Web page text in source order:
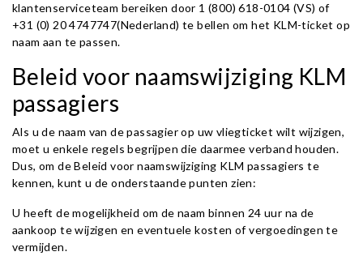
klantenserviceteam bereiken door 1 (800) 618-0104 (VS) of
+31 (0) 20 4747747(Nederland) te bellen om het KLM-ticket op
naam aan te passen.
Beleid voor naamswijziging KLM
passagiers
Als u de naam van de passagier op uw vliegticket wilt wijzigen,
moet u enkele regels begrijpen die daarmee verband houden.
Dus, om de Beleid voor naamswijziging KLM passagiers te
kennen, kunt u de onderstaande punten zien:
U heeft de mogelijkheid om de naam binnen 24 uur na de
aankoop te wijzigen en eventuele kosten of vergoedingen te
vermijden.